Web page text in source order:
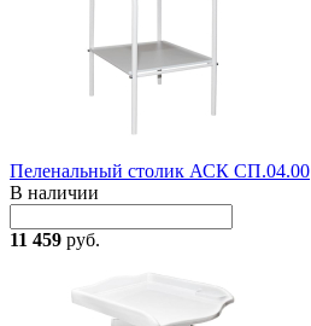
Пеленальный столик АСК СП.04.00
В наличии
11 459 руб.